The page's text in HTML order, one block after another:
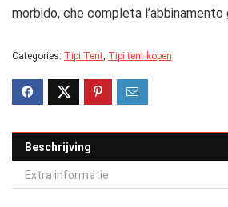
morbido, che completa l’abbinamento
Categories: Tipi Tent Tipi tent kopen
Beschrijving
Extra informatie